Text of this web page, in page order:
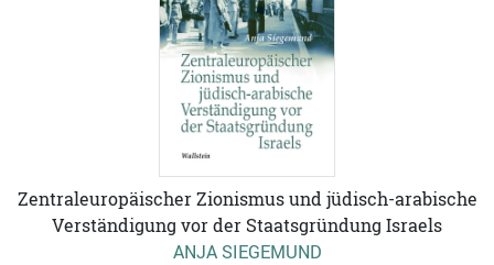
Zentraleuropäischer Zionismus und jüdisch-arabische
Verständigung vor der Staatsgründung Israels
ANJA SIEGEMUND